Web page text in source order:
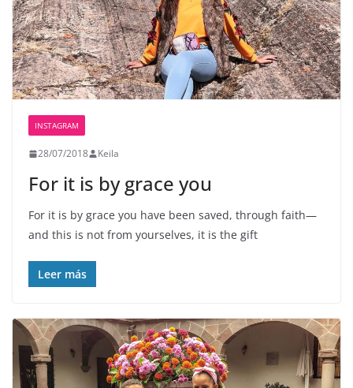
INSTAGRAM
28/07/2018 Keila
For it is by grace you
For it is by grace you have been saved, through faith—
and this is not from yourselves, it is the gift
Leer más